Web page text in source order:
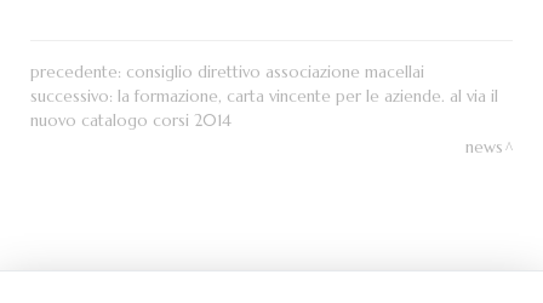
precedente: consiglio direttivo associazione macellai
successivo: la formazione, carta vincente per le aziende. al via il
nuovo catalogo corsi 2014
news